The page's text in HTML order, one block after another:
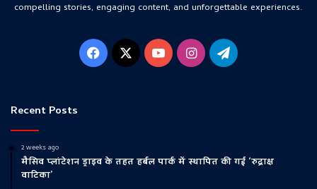
compelling stories, engaging content, and unforgettable experiences.
Facebook
X YouTubeInstagramTelegram
Recent Posts
2 weeks ago
मैसिव प्लांटेशन ड्राइव के तहत हर्बल पार्क में स्थापित की गई ‘रुद्राक्ष
वाटिका’